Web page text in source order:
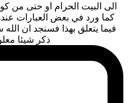
الى البيت الحرام او حتى من
كما ورد في بعض العبارات
فيما يتعلق بهذا فسنجد ان الله
ذكر شيئا